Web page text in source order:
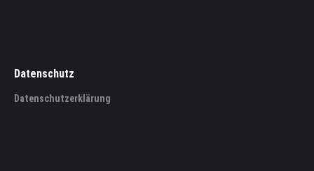
Datenschutz
Datenschutzerklärung